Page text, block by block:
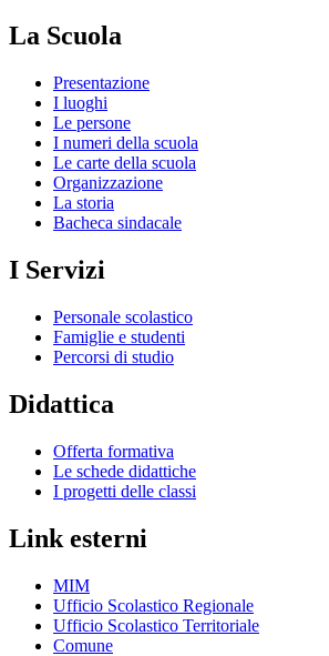
La Scuola
Presentazione
I luoghi
Le persone
I numeri della scuola
Le carte della scuola
Organizzazione
La storia
Bacheca sindacale
I Servizi
Personale scolastico
Famiglie e studenti
Percorsi di studio
Didattica
Offerta formativa
Le schede didattiche
I progetti delle classi
Link esterni
MIM
Ufficio Scolastico Regionale
Ufficio Scolastico Territoriale
Comune